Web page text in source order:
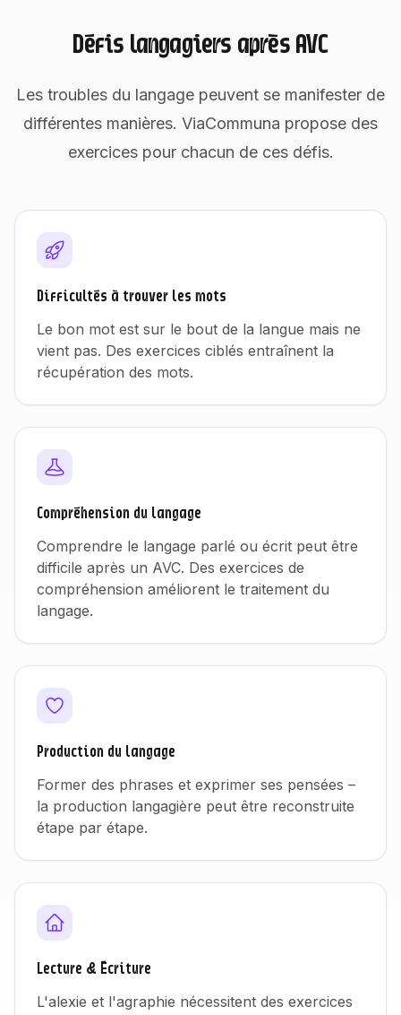
Défis langagiers après AVC
Les troubles du langage peuvent se manifester de
différentes manières. ViaCommuna propose des
exercices pour chacun de ces défis.
Difficultés à trouver les mots
Le bon mot est sur le bout de la langue mais ne
vient pas. Des exercices ciblés entraînent la
récupération des mots.
Compréhension du langage
Comprendre le langage parlé ou écrit peut être
difficile après un AVC. Des exercices de
compréhension améliorent le traitement du
langage.
Production du langage
Former des phrases et exprimer ses pensées –
la production langagière peut être reconstruite
étape par étape.
Lecture & Écriture
L'alexie et l'agraphie nécessitent des exercices